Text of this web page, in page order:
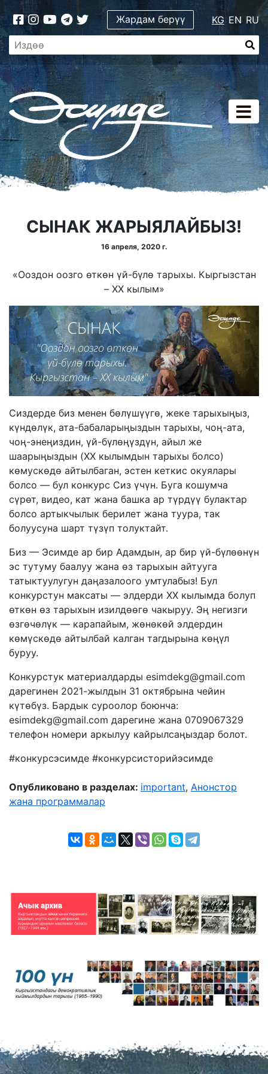
Жардам берүү KG EN RU
СЫНАК ЖАРЫЯЛАЙБЫЗ!
16 апреля, 2020 г.
«Ооздон оозго өткөн үй-бүлө тарыхы. Кыргызстан
– XX кылым»
Сиздерде биз менен бөлүшүүгө, жеке тарыхыңыз,
күндөлүк, ата-бабаларыңыздын тарыхы, чоң-ата,
чоң-энеңиздин, үй-бүлөңүздүн, айыл же
шаарыңыздын (XX кылымдын тарыхы болсо)
көмускөдө айтылбаган, эстен кеткис окуялары
болсо — бул конкурс Сиз үчүн. Буга кошумча
сүрөт, видео, кат жана башка ар түрдүү булактар
болсо артыкчылык берилет жана туура, так
болуусуна шарт түзүп толуктайт.
Биз — Эсимде ар бир Адамдын, ар бир үй-бүлөөнүн
эс тутуму баалуу жана өз тарыхын айтууга
татыктуулугун даңазалоого умтулабыз! Бул
конкурстун максаты — элдерди ХХ кылымда болуп
өткөн өз тарыхын изилдөөгө чакыруу. Эң негизги
өзгөчөлүк — карапайым, жөнөкөй элдердин
көмүскөдө айтылбай калган тагдырына көңүл
буруу.
Конкурстук материалдарды esimdekg@gmail.com
дарегинен 2021-жылдын 31 октябрына чейин
күтөбүз. Бардык суроолор боюнча:
esimdekg@gmail.com дарегине жана 0709067329
телефон номери аркылуу кайрылсаңыздар болот.
#конкурсэсимде #конкурсисторийэсимде
Опубликовано в разделах: important, Анонстор
жана программалар